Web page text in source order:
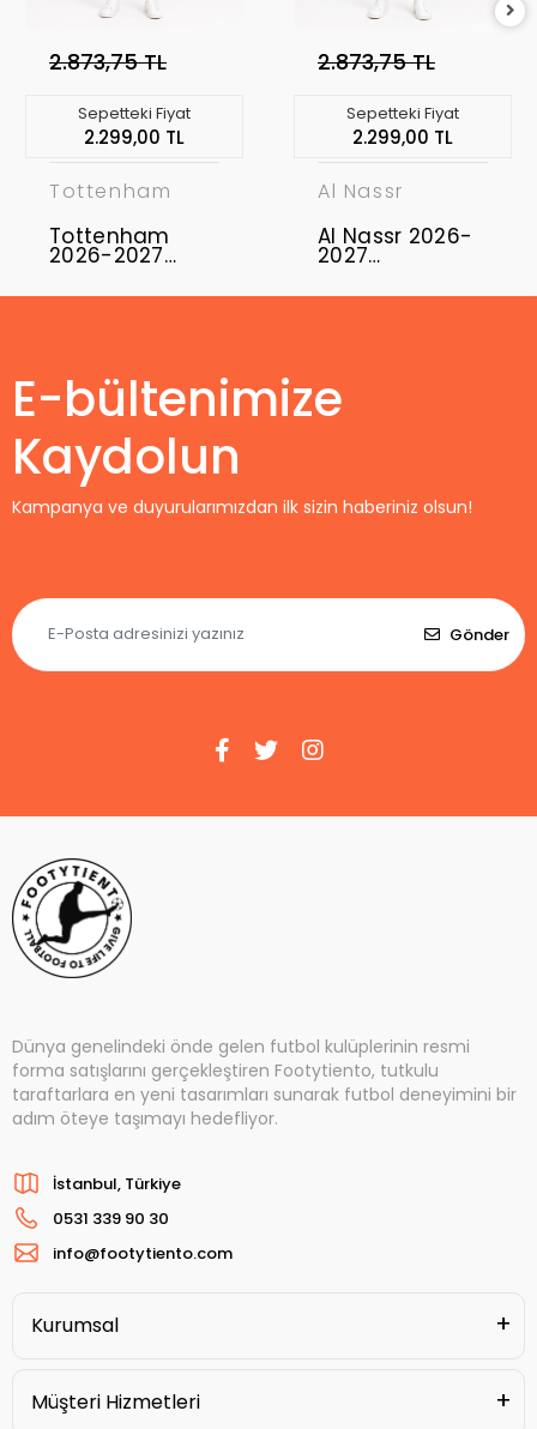
2.873,75 TL
Sepetteki Fiyat
2.299,00 TL
Tottenham
Tottenham
2026-2027
Maç Forması
2.873,75 TL
Sepetteki Fiyat
2.299,00 TL
Al Nassr
Al Nassr 2026-
2027
Maç Forması
E-bültenimize
Kaydolun
Kampanya ve duyurularımızdan ilk sizin haberiniz olsun!
Gönder
Dünya genelindeki önde gelen futbol kulüplerinin resmi
forma satışlarını gerçekleştiren Footytiento, tutkulu
taraftarlara en yeni tasarımları sunarak futbol deneyimini bir
adım öteye taşımayı hedefliyor.
İstanbul, Türkiye
0531 339 90 30
info@footytiento.com
Kurumsal
Müşteri Hizmetleri